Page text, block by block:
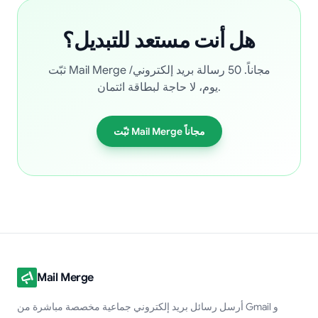
هل أنت مستعد للتبديل؟
ثبّت Mail Merge مجاناً. 50 رسالة بريد إلكتروني/
يوم، لا حاجة لبطاقة ائتمان.
ثبّت Mail Merge مجاناً
Mail Merge
أرسل رسائل بريد إلكتروني جماعية مخصصة مباشرة من Gmail و